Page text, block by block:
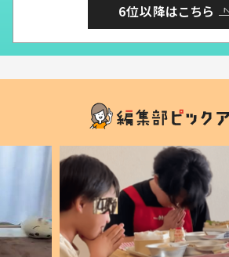
6位以降はこちら